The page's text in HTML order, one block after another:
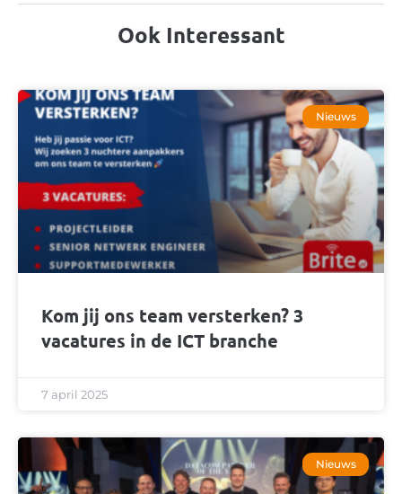
Ook Interessant
Nieuws
Kom jij ons team versterken? 3
vacatures in de ICT branche
7 april 2025
Nieuws